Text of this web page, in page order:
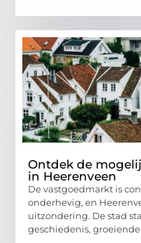
Ontdek de
in Heerenveen
De vastgoedmarkt is
onderhevig, en
uitzondering. De stad
geschiedenis,